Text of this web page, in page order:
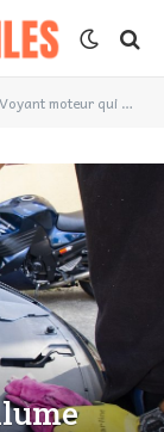
Voyant moteur qui s’allume sur ma Dacia Duster : Combien ça coute ?